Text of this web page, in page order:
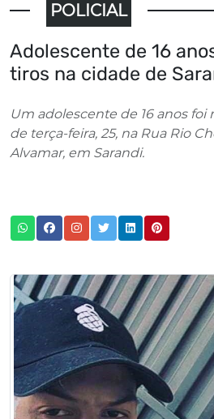
POLICIAL
Adolescente de 16
tiros na cidade de
Um adolescente de 16 anos foi
de terça-feira, 25, na Rua Rio
Alvamar, em Sarandi.